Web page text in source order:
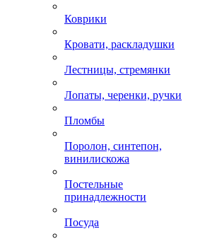
Коврики
Кровати, раскладушки
Лестницы, стремянки
Лопаты, черенки, ручки
Пломбы
Поролон, синтепон,
винилискожа
Постельные
принадлежности
Посуда